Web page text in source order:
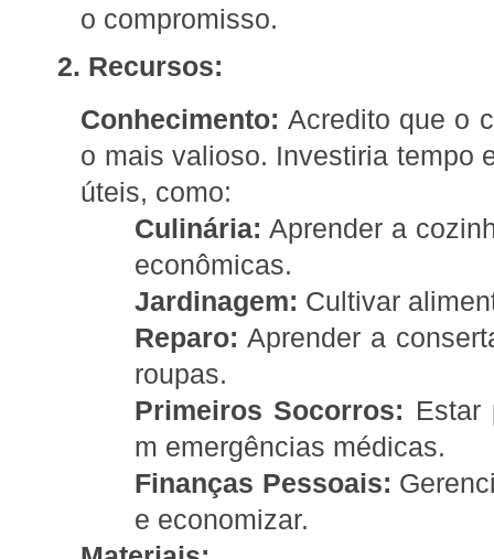
o compromisso.
2. Recursos:
Conhecimento: Acredito que o
o mais valioso. Investiria tempo
úteis, como:
Culinária: Aprender a
econômicas.
Jardinagem: Cultivar
Reparo: Aprender a
roupas.
Primeiros Socorros: Estar
m emergências médicas.
Finanças Pessoais:
e economizar.